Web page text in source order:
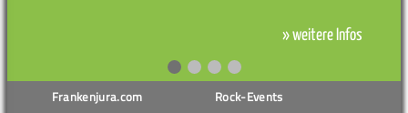
» weitere Infos
Frankenjura.com Rock-Events